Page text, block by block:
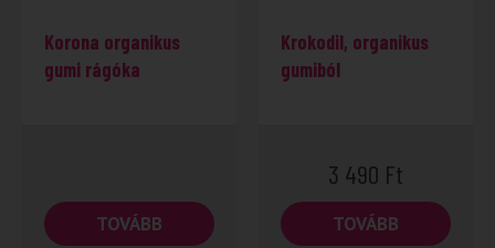
Korona organikus
gumi rágóka
TOVÁBB
Krokodil, organikus
gumiból
3 490 Ft
TOVÁBB